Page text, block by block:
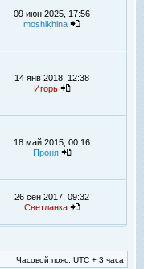
09 июн 2025, 17:56
moshikhina
14 янв 2018, 12:38
Игорь
18 май 2015, 00:16
Проня
26 сен 2017, 09:32
Светланка
Часовой пояс: UTC + 3 часа